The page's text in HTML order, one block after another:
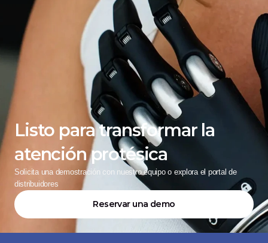
Listo para transformar la
atención protésica
Solicita una demostración con nuestro equipo o explora el portal de
distribuidores
Reservar una demo